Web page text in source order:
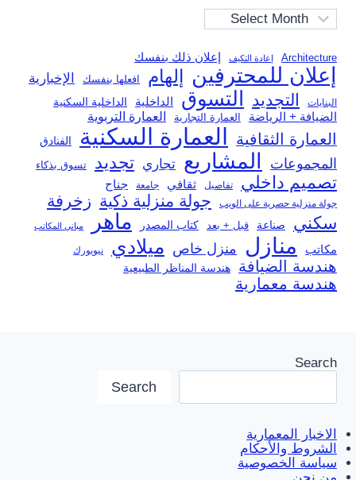
Archives
Architecture إعادة التكيف إعلان ذلك بنفسك
إعلان للمحترفين إلهام افعلها بنفسك الإخبارية
البنايات التجديد التسوق الداخلية الداخلية السكنية
الضيافة + الرياضة العمارة التجارية العمارة التربوية
العمارة الثقافية العمارة السكنية الفنادق
المجموعات المشاريع تجاري تجديد تسوق بذكاء
تصميم داخلي تفاصيل ثقافي جامعة جناح
جولة منزلية حصرية على الويب جولة منزلية ذكية زخرفة
سكني صناعة قبل + بعد كتاب المصدر ماهر مباني المكاتب
مكاتب منازل منزل خاص ميلادي نيويورك
هندسة الضيافة هندسة المناظر الطبيعية
هندسة معمارية
Search
Search
الاخبار المعمارية
الشروط والأحكام
سياسة الخصوصية